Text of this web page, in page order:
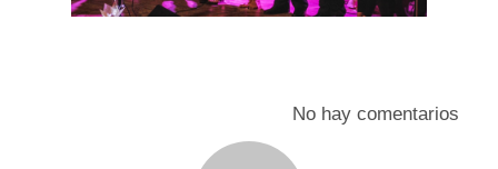
No hay comentarios